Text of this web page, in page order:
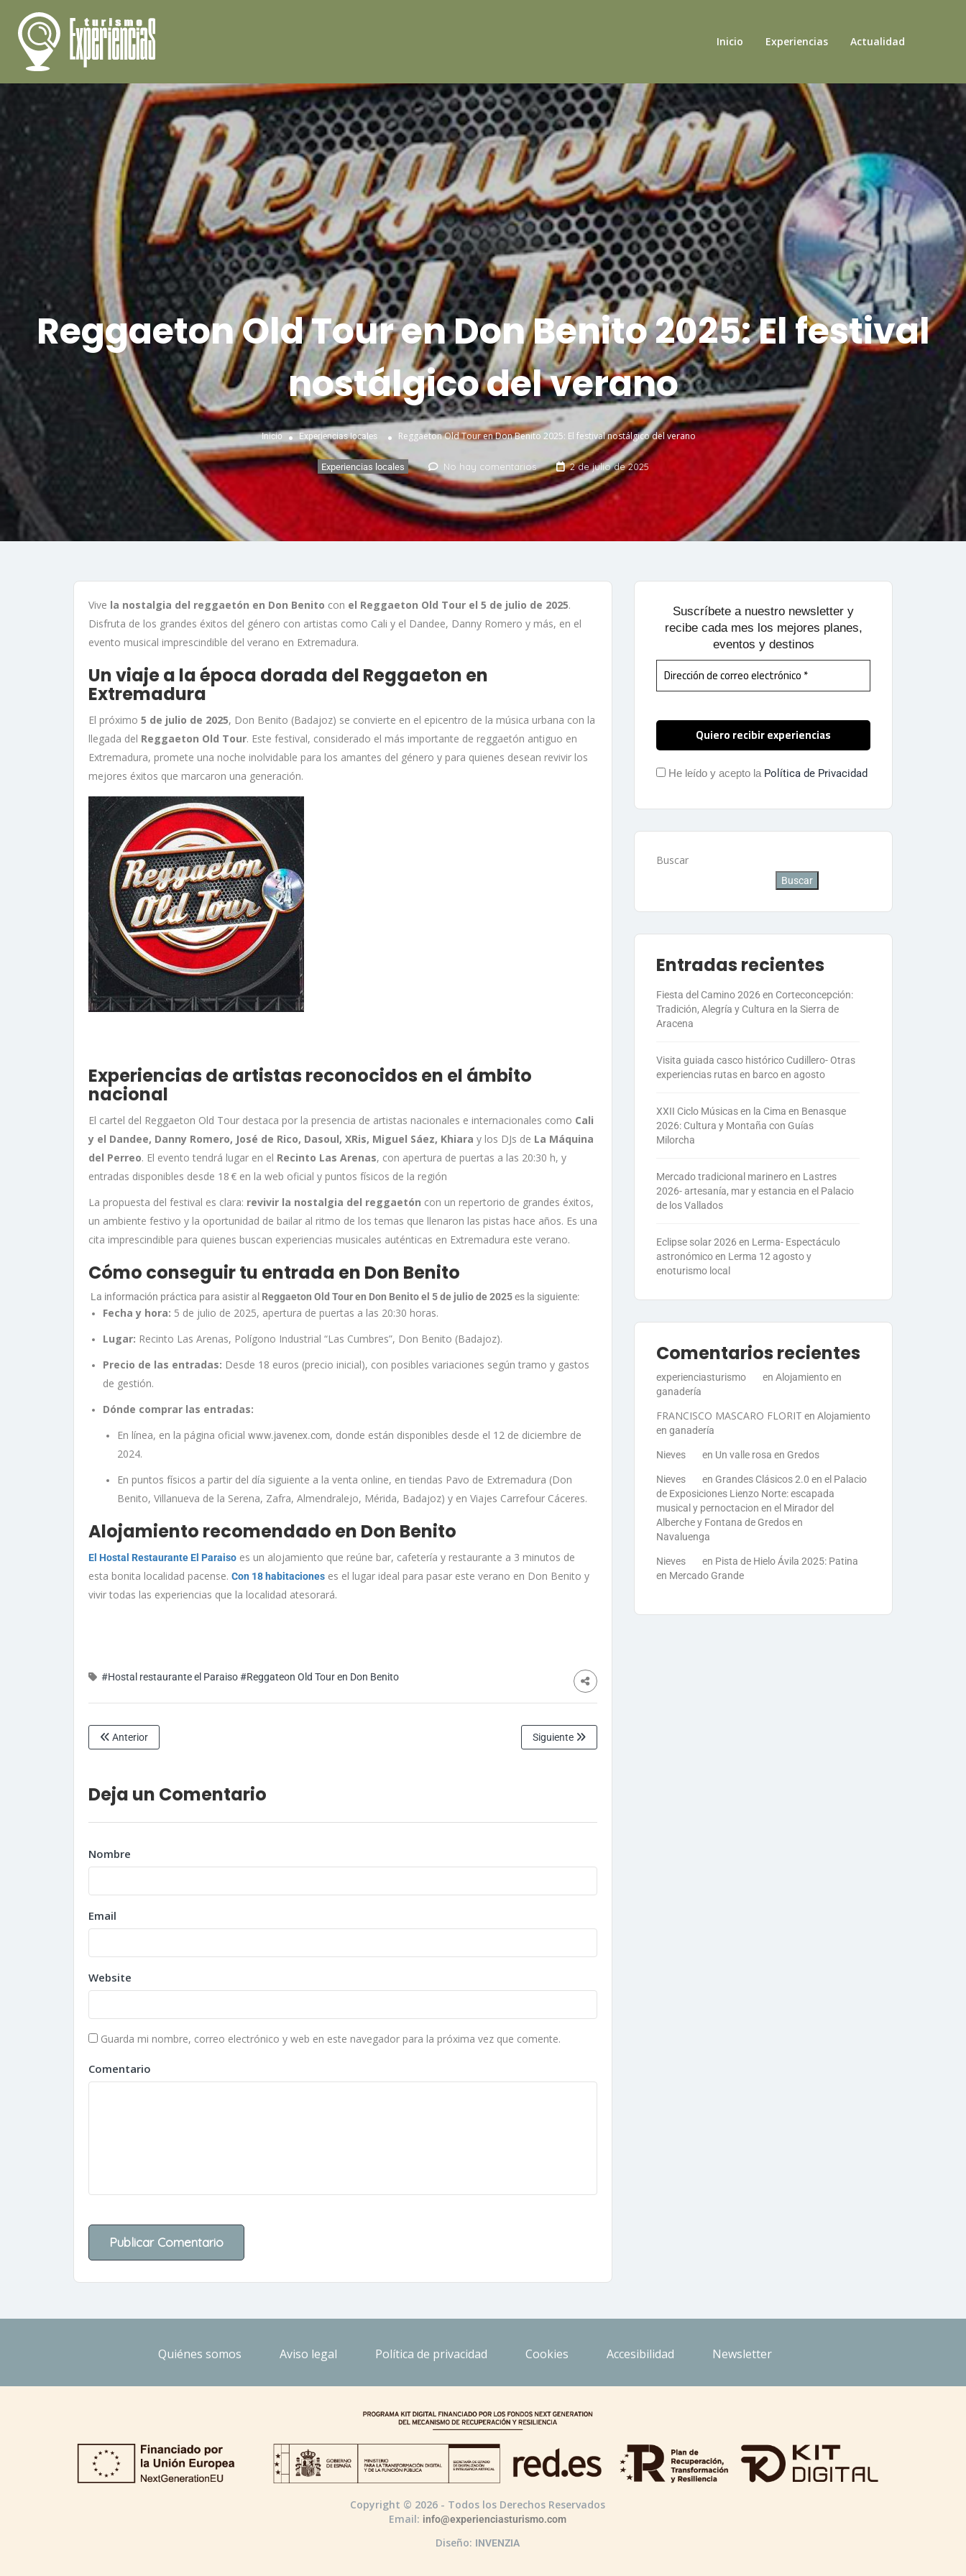
Inicio Experiencias Actualidad
Reggaeton Old Tour en Don Benito 2025: El festival
nostálgico del verano
Inicio Experiencias locales Reggaeton Old Tour en Don Benito 2025: El festival nostálgico del verano
Experiencias locales No hay comentarios 2 de julio de 2025
Vive la nostalgia del reggaetón en Don Benito con el Reggaeton Old Tour el 5 de julio de 2025.
Disfruta de los grandes éxitos del género con artistas como Cali y el Dandee, Danny Romero y más, en el
evento musical imprescindible del verano en Extremadura.
Un viaje a la época dorada del Reggaeton en
Extremadura
El próximo 5 de julio de 2025, Don Benito (Badajoz) se convierte en el epicentro de la música urbana con la
llegada del Reggaeton Old Tour. Este festival, considerado el más importante de reggaetón antiguo en
Extremadura, promete una noche inolvidable para los amantes del género y para quienes desean revivir los
mejores éxitos que marcaron una generación.
Experiencias de artistas reconocidos en el ámbito
nacional
El cartel del Reggaeton Old Tour destaca por la presencia de artistas nacionales e internacionales como Cali
y el Dandee, Danny Romero, José de Rico, Dasoul, XRis, Miguel Sáez, Khiara y los DJs de La Máquina
del Perreo. El evento tendrá lugar en el Recinto Las Arenas, con apertura de puertas a las 20:30 h, y
entradas disponibles desde 18 € en la web oficial y puntos físicos de la región
La propuesta del festival es clara: revivir la nostalgia del reggaetón con un repertorio de grandes éxitos,
un ambiente festivo y la oportunidad de bailar al ritmo de los temas que llenaron las pistas hace años. Es una
cita imprescindible para quienes buscan experiencias musicales auténticas en Extremadura este verano.
Cómo conseguir tu entrada en Don Benito
La información práctica para asistir al Reggaeton Old Tour en Don Benito el 5 de julio de 2025es la siguiente:
Fecha y hora: 5 de julio de 2025, apertura de puertas a las 20:30 horas.
Lugar: Recinto Las Arenas, Polígono Industrial “Las Cumbres”, Don Benito (Badajoz).
Precio de las entradas: Desde 18 euros (precio inicial), con posibles variaciones según tramo y gastos
de gestión.
Dónde comprar las entradas:
En línea, en la página oficial www.javenex.com, donde están disponibles desde el 12 de diciembre de
2024.
En puntos físicos a partir del día siguiente a la venta online, en tiendas Pavo de Extremadura (Don
Benito, Villanueva de la Serena, Zafra, Almendralejo, Mérida, Badajoz) y en Viajes Carrefour Cáceres.
Alojamiento recomendado en Don Benito
El Hostal Restaurante El Paraiso es un alojamiento que reúne bar, cafetería y restaurante a 3 minutos de
esta bonita localidad pacense. Con 18 habitaciones es el lugar ideal para pasar este verano en Don Benito y
vivir todas las experiencias que la localidad atesorará.
#Hostal restaurante el Paraiso#Reggateon Old Tour en Don Benito
Anterior Siguiente
Deja un Comentario
Nombre
Email
Website
Guarda mi nombre, correo electrónico y web en este navegador para la próxima vez que comente.
Comentario
Suscríbete a nuestro newsletter y
recibe cada mes los mejores planes,
eventos y destinos
He leído y acepto la Política de Privacidad
Buscar
Buscar
Entradas recientes
Fiesta del Camino 2026 en Corteconcepción:
Tradición, Alegría y Cultura en la Sierra de
Aracena
Visita guiada casco histórico Cudillero- Otras
experiencias rutas en barco en agosto
XXII Ciclo Músicas en la Cima en Benasque
2026: Cultura y Montaña con Guías
Milorcha
Mercado tradicional marinero en Lastres
2026- artesanía, mar y estancia en el Palacio
de los Vallados
Eclipse solar 2026 en Lerma- Espectáculo
astronómico en Lerma 12 agosto y
enoturismo local
Comentarios recientes
experienciasturismo en Alojamiento en
ganadería
FRANCISCO MASCARO FLORIT en Alojamiento
en ganadería
Nieves en Un valle rosa en Gredos
Nieves en Grandes Clásicos 2.0 en el Palacio
de Exposiciones Lienzo Norte: escapada
musical y pernoctacion en el Mirador del
Alberche y Fontana de Gredos en
Navaluenga
Nieves en Pista de Hielo Ávila 2025: Patina
en Mercado Grande
Quiénes somos Aviso legal Política de privacidad Cookies Accesibilidad Newsletter
Copyright © 2026 - Todos los Derechos Reservados
Email: info@experienciasturismo.com
Diseño: INVENZIA